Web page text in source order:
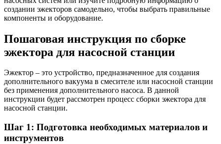
создании эжекторов самодельно, чтобы выбрать правильные
компоненты и оборудование.
Пошаговая инструкция по сборке
эжектора для насосной станции
Эжектор – это устройство, предназначенное для создания
дополнительного вакуума в смесителе или насосной станции
без применения дополнительного насоса. В данной
инструкции будет рассмотрен процесс сборки эжектора для
насосной станции.
Шаг 1: Подготовка необходимых материалов и
инструментов